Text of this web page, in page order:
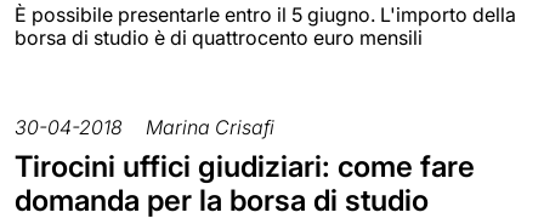
È possibile presentarle entro il 5 giugno. L'importo della
borsa di studio è di quattrocento euro mensili
30-04-2018 Marina Crisafi
Tirocini uffici giudiziari: come fare
domanda per la borsa di studio